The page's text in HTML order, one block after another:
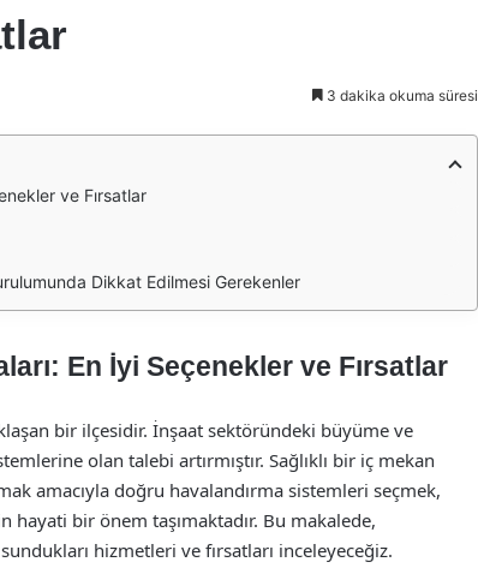
3 dakika okuma süresi
ve Fırsatlar
Dikkat Edilmesi Gerekenler
En İyi Seçenekler ve Fırsatlar
bir ilçesidir. İnşaat sektöründeki büyüme ve
olan talebi artırmıştır. Sağlıklı bir iç mekan
amacıyla doğru havalandırma sistemleri seçmek,
bir önem taşımaktadır. Bu makalede,
hizmetleri ve fırsatları inceleyeceğiz.